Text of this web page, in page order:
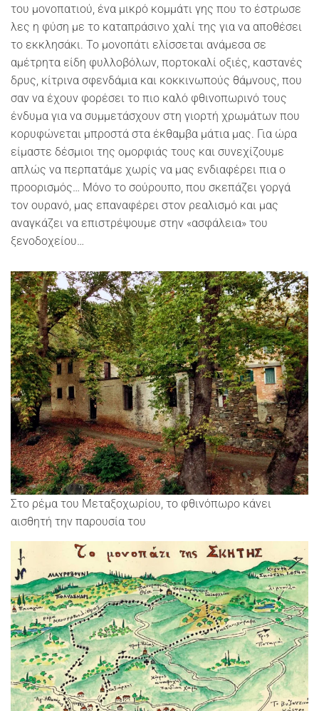
του μονοπατιού, ένα μικρό κομμάτι γης που το έστρωσε
λες η φύση με το καταπράσινο χαλί της για να αποθέσει
το εκκλησάκι. Το μονοπάτι ελίσσεται ανάμεσα σε
αμέτρητα είδη φυλλοβόλων, πορτοκαλί οξιές, καστανές
δρυς, κίτρινα σφενδάμια και κοκκινωπούς θάμνους, που
σαν να έχουν φορέσει το πιο καλό φθινοπωρινό τους
ένδυμα για να συμμετάσχουν στη γιορτή χρωμάτων που
κορυφώνεται μπροστά στα έκθαμβα μάτια μας. Για ώρα
είμαστε δέσμιοι της ομορφιάς τους και συνεχίζουμε
απλώς να περπατάμε χωρίς να μας ενδιαφέρει πια ο
προορισμός… Μόνο το σούρουπο, που σκεπάζει γοργά
τον ουρανό, μας επαναφέρει στον ρεαλισμό και μας
αναγκάζει να επιστρέψουμε στην «ασφάλεια» του
ξενοδοχείου…
Στο ρέμα του Μεταξοχωρίου, το φθινόπωρο κάνει
αισθητή την παρουσία του